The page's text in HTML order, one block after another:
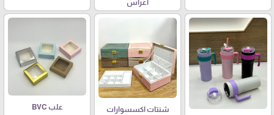
اعراس
شنتات اكسسوارات علب BVC